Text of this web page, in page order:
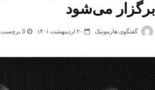
برگزار می‌شود
گفتگوی هارمونیک ۲۰ اردیبهشت ۱۴۰۱ 3 برچسب -